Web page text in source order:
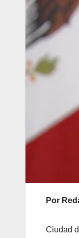
Por
Ciudad